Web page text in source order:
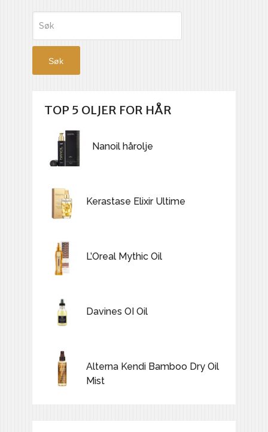
Søk
TOP 5 OLJER FOR HÅR
Nanoil hårolje
Kerastase Elixir Ultime
L’Oreal Mythic Oil
Davines OI Oil
Alterna Kendi Bamboo Dry Oil
Mist